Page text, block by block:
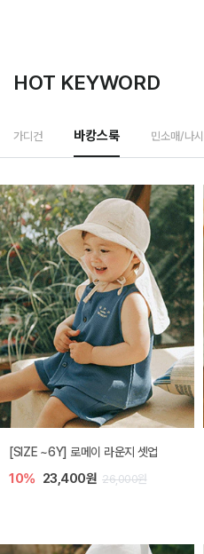
HOT KEYWORD
가디건 바캉스룩 민소매/나시
엘리오 아기 블라우스
20% 21,600원 27,000원